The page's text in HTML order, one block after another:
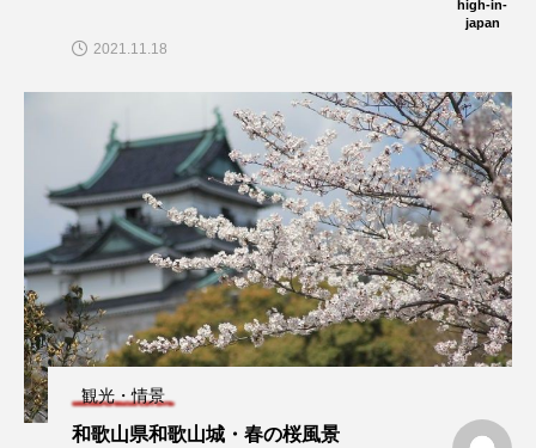
high-in-
japan
2021.11.18
観光・情景
和歌山県和歌山城・春の桜風景